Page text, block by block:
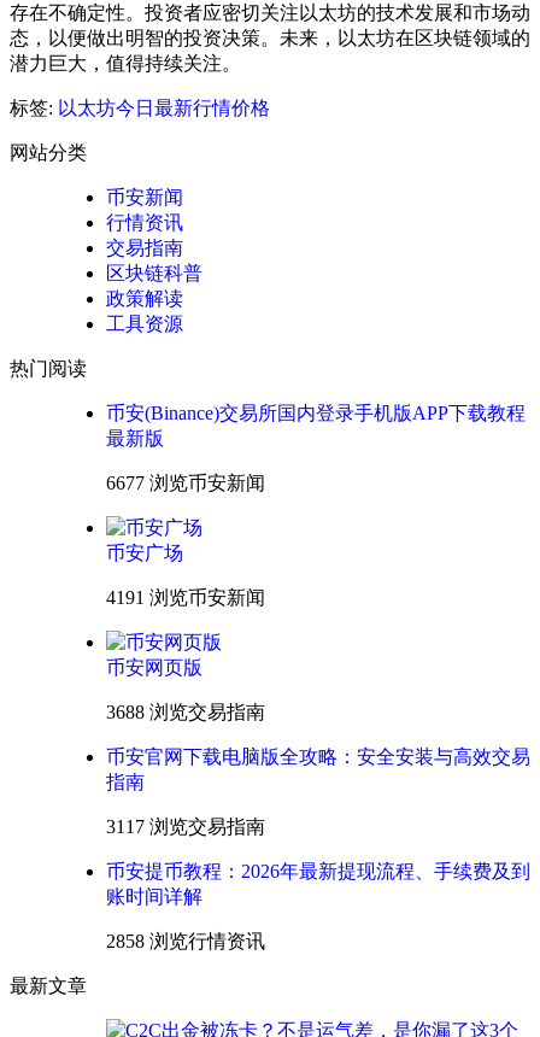
存在不确定性。投资者应密切关注以太坊的技术发展和市场动
态，以便做出明智的投资决策。未来，以太坊在区块链领域的
潜力巨大，值得持续关注。
标签: 以太坊今日最新行情价格
网站分类
币安新闻
行情资讯
交易指南
区块链科普
政策解读
工具资源
热门阅读
币安(Binance)交易所国内登录手机版APP下载教程
最新版
6677 浏览币安新闻
币安广场
4191 浏览币安新闻
币安网页版
3688 浏览交易指南
币安官网下载电脑版全攻略：安全安装与高效交易
指南
3117 浏览交易指南
币安提币教程：2026年最新提现流程、手续费及到
账时间详解
2858 浏览行情资讯
最新文章